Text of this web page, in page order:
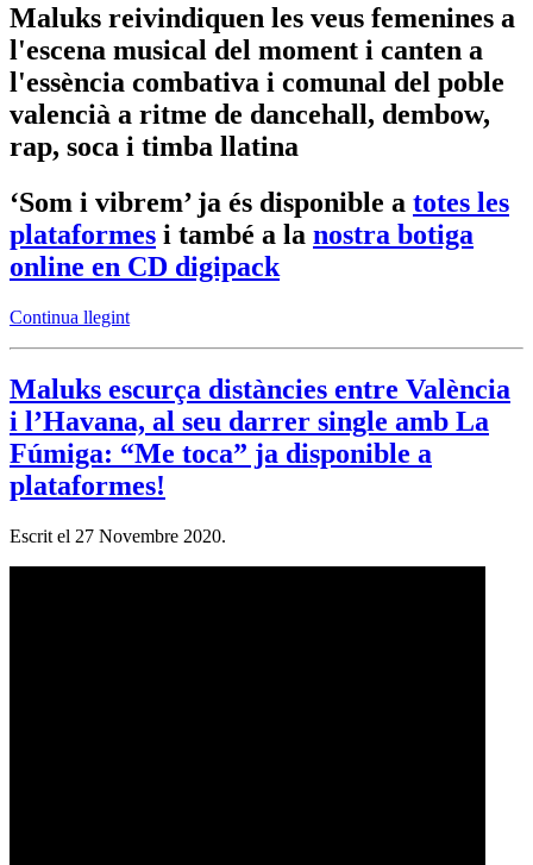
Maluks reivindiquen les veus femenines a
l'escena musical del moment i canten a
l'essència combativa i comunal del poble
valencià a ritme de dancehall, dembow,
rap, soca i timba llatina
‘Som i vibrem’ ja és disponible a totes les
plataformes i també a la nostra botiga
online en CD digipack
Continua llegint
Maluks escurça distàncies entre València
i l’Havana, al seu darrer single amb La
Fúmiga: “Me toca” ja disponible a
plataformes!
Escrit el 27 Novembre 2020.